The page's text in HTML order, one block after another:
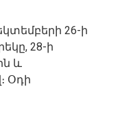
26-ի
28-ի
և
Օդի